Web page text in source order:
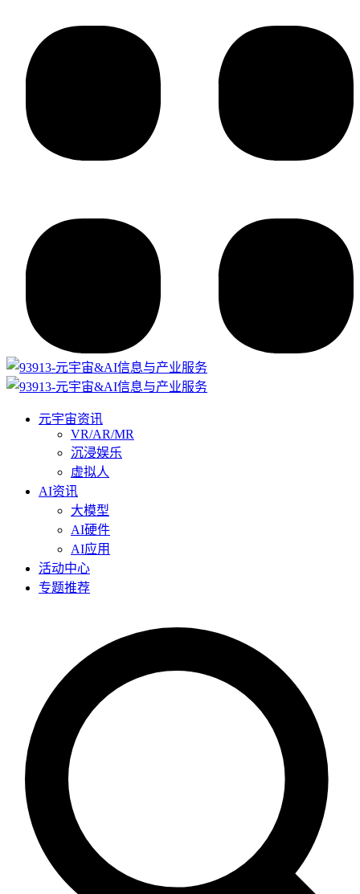
元宇宙资讯
VR/AR/MR
沉浸娱乐
虚拟人
AI资讯
大模型
AI硬件
AI应用
活动中心
专题推荐